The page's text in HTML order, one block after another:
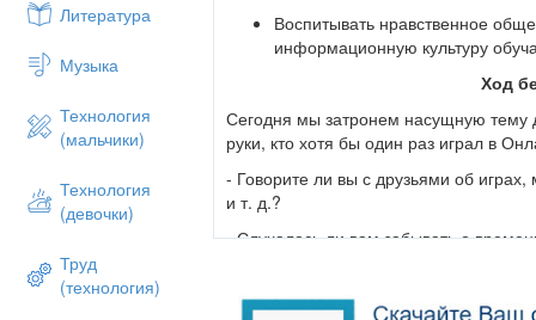
Литература
Музыка
Технология
(мальчики)
Технология
(девочки)
Труд
(технология)
Воспитывать нравственное
информационную культуру
Ход
Сегодня мы затронем насущную тему
руки, кто хотя бы один раз играл в
- Говорите ли вы с друзьями об
и т. д.?
- Случалось ли вам забывать о
Итак, тема нашей беседы о мире, с